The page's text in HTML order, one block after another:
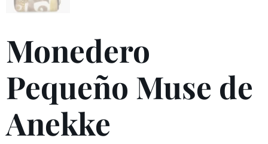
Monedero
Pequeño Muse de
Anekke